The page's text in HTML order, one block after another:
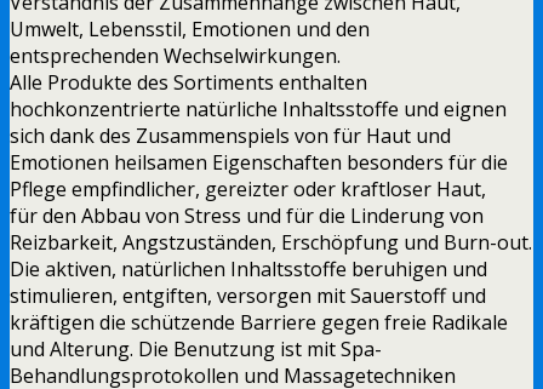
Umwelt, Lebensstil, Emotionen und den
entsprechenden Wechselwirkungen.
Alle Produkte des Sortiments enthalten
hochkonzentrierte natürliche Inhaltsstoffe und eignen
sich dank des Zusammenspiels von für Haut und
Emotionen heilsamen Eigenschaften besonders für die
Pflege empfindlicher, gereizter oder kraftloser Haut,
für den Abbau von Stress und für die Linderung von
Reizbarkeit, Angstzuständen, Erschöpfung und Burn-out.
Die aktiven, natürlichen Inhaltsstoffe beruhigen und
stimulieren, entgiften, versorgen mit Sauerstoff und
kräftigen die schützende Barriere gegen freie Radikale
und Alterung. Die Benutzung ist mit Spa-
Behandlungsprotokollen und Massagetechniken